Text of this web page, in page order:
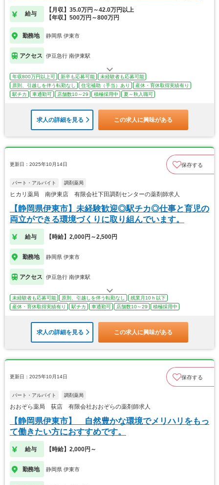
給与
【月収】35.0万円～42.0万円以上
【年収】500万円～800万円
勤務地 静岡県 伊東市
アクセス 伊豆急行 南伊東駅
年収800万円以上可 新卒も応募可能
未経験者も応募可能
原則、引越しを伴う転勤なし
住宅補助（手当）あり
産休・育休取得実績有り
駅チカ
車通勤可 店舗数10～29 積極採用中 夏～秋入職可
求人の詳細を見る この求人に興味がある
更新日：2025年10月14日 保存する
パート・アルバイト 調剤薬局
ヒカリ薬局 南伊東店 有限会社下田調剤センターの薬剤師求人
【静岡県伊東市】未経験歓迎◎駅チカ◎仕事と育児の
両立ができる環境づくりに取り組んでいます。
給与 【時給】2,000円～2,500円
勤務地 静岡県 伊東市
アクセス 伊豆急行 南伊東駅
未経験者も応募可能 原則、引越しを伴う転勤なし
残業月10ｈ以下
産休・育休取得実績有り
駅チカ 車通勤可 店舗数10～29 積極採用中
求人の詳細を見る この求人に興味がある
更新日：2025年10月14日 保存する
パート・アルバイト 調剤薬局
おおぞら薬局 荻店 有限会社おおぞらの薬剤師求人
【静岡県伊東市】 自然豊かな環境でメリハリをもっ
て働きたい方におすすめです。
給与 【時給】2,000円～
勤務地 静岡県 伊東市